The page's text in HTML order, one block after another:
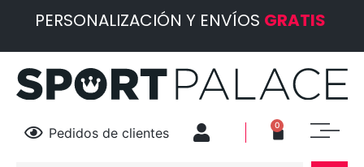
PERSONALIZACIÓN Y ENVÍOS GRATIS
Pedidos de clientes 0